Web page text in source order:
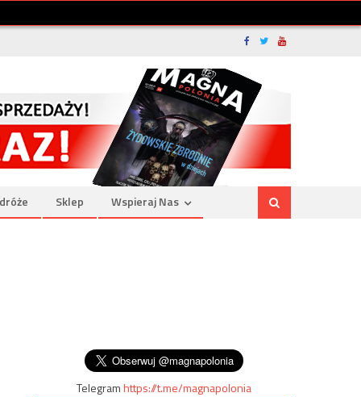
Sklep Wspieraj Nas
Telegramhttps://t.me/magnapolonia